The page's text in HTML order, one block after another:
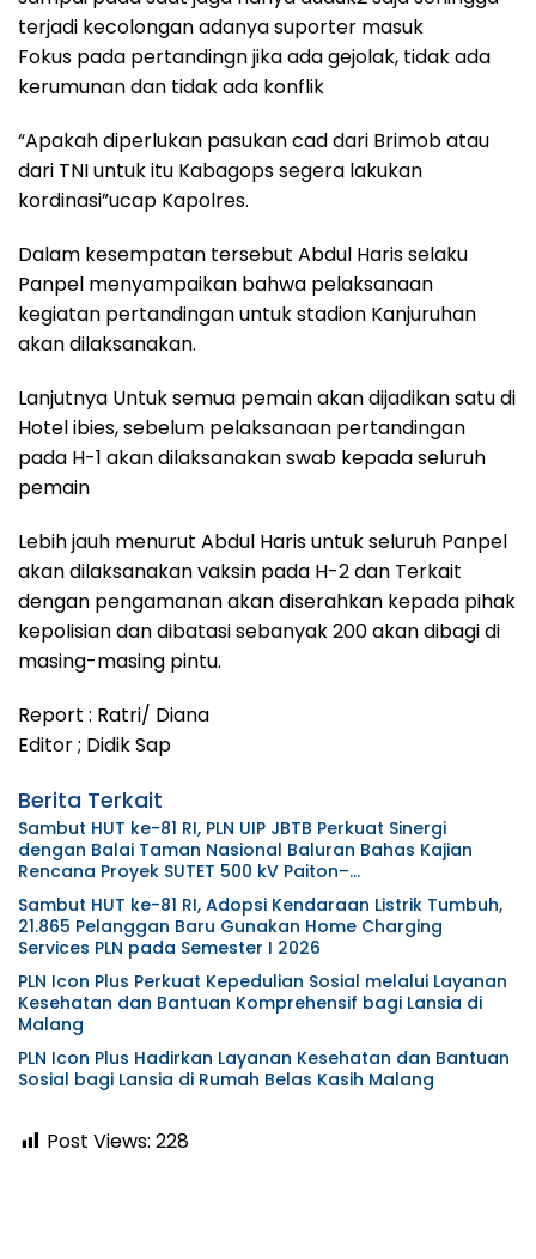
terjadi kecolongan adanya suporter masuk
Fokus pada pertandingn jika ada gejolak, tidak ada
kerumunan dan tidak ada konflik
“Apakah diperlukan pasukan cad dari Brimob atau
dari TNI untuk itu Kabagops segera lakukan
kordinasi”ucap Kapolres.
Dalam kesempatan tersebut Abdul Haris selaku
Panpel menyampaikan bahwa pelaksanaan
kegiatan pertandingan untuk stadion Kanjuruhan
akan dilaksanakan.
Lanjutnya Untuk semua pemain akan dijadikan satu di
Hotel ibies, sebelum pelaksanaan pertandingan
pada H-1 akan dilaksanakan swab kepada seluruh
pemain
Lebih jauh menurut Abdul Haris untuk seluruh Panpel
akan dilaksanakan vaksin pada H-2 dan Terkait
dengan pengamanan akan diserahkan kepada pihak
kepolisian dan dibatasi sebanyak 200 akan dibagi di
masing-masing pintu.
Report : Ratri/ Diana
Editor ; Didik Sap
Berita Terkait
Sambut HUT ke-81 RI, PLN UIP JBTB Perkuat Sinergi
dengan Balai Taman Nasional Baluran Bahas Kajian
Rencana Proyek SUTET 500 kV Paiton–
Watudodol/Kalipuro
Sambut HUT ke-81 RI, Adopsi Kendaraan Listrik Tumbuh,
21.865 Pelanggan Baru Gunakan Home Charging
Services PLN pada Semester I 2026
PLN Icon Plus Perkuat Kepedulian Sosial melalui Layanan
Kesehatan dan Bantuan Komprehensif bagi Lansia di
Malang
PLN Icon Plus Hadirkan Layanan Kesehatan dan Bantuan
Sosial bagi Lansia di Rumah Belas Kasih Malang
Post Views: 228